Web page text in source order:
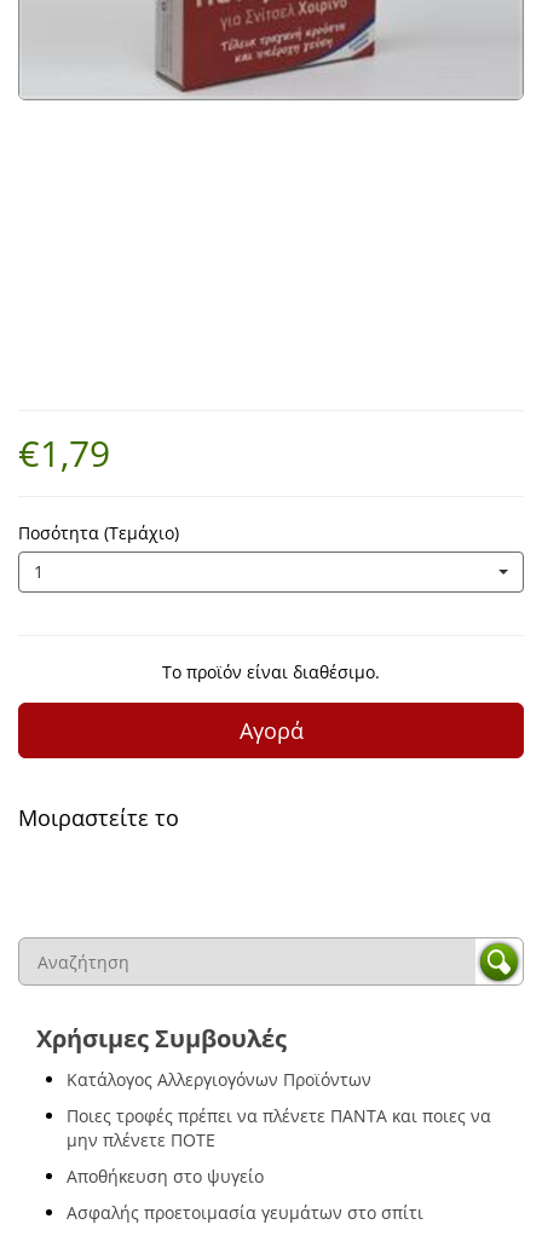
€1,79
Ποσότητα (Τεμάχιο)
1
Το προϊόν είναι διαθέσιμο.
Αγορά
Μοιραστείτε το
Χρήσιμες Συμβουλές
Κατάλογος Αλλεργιογόνων Προϊόντων
Ποιες τροφές πρέπει να πλένετε ΠΑΝΤΑ και ποιες να
μην πλένετε ΠΟΤΕ
Αποθήκευση στο ψυγείο
Ασφαλής προετοιμασία γευμάτων στο σπίτι